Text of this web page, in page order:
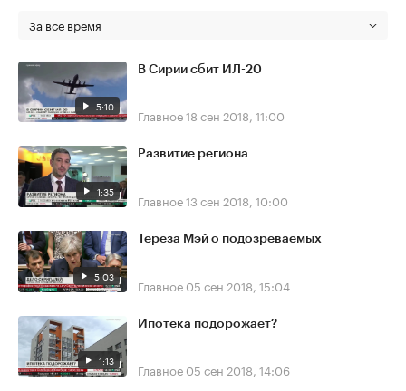
За все время
5:10
В Сирии сбит ИЛ-20
Главное18 сен 2018, 11:00
1:35
Развитие региона
Главное13 сен 2018, 10:00
5:03
Тереза Мэй о подозреваемых
Главное 05 сен 2018, 15:04
1:13
Ипотека подорожает?
Главное 05 сен 2018, 14:06